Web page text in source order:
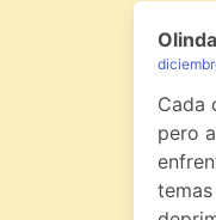
Olinda
Cada
pero